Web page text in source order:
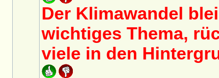
Der Klimawandel
wichtiges Thema,
viele in den